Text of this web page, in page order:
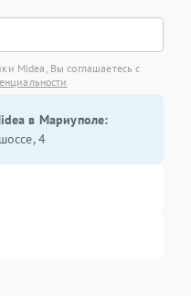
Midea, Вы соглашаетесь с
в Мариуполе:
4